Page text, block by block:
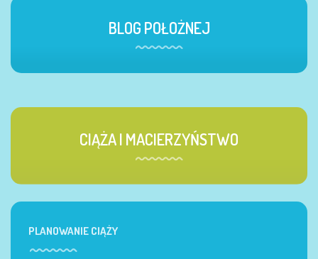
BLOG POŁOŻNEJ
CIĄŻA I MACIERZYŃSTWO
PLANOWANIE CIĄŻY